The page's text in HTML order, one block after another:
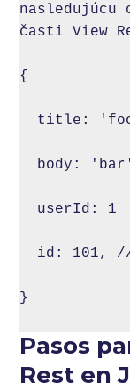
časti View
{
title:
body:
userId: 1
id: 101, //
}
Pasos
Rest en